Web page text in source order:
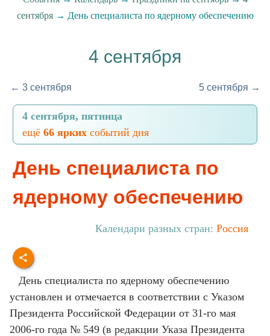
сентября→ День специалиста по ядерному обеспечению
4 сентября
← 3 сентября 5 сентября →
4 сентября, пятница
ещё 66 ярких событий дня
День специалиста по
ядерному обеспечению
Календари разных стран: Россия
День специалиста по ядерному обеспечению
установлен и отмечается в соответствии с Указом
Президента Российской Федерации от 31-го мая
2006-го года № 549 (в редакции Указа Президента